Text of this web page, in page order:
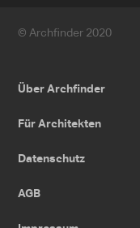
© Archfinder 2020
Über Archfinder
Für Architekten
Datenschutz
AGB